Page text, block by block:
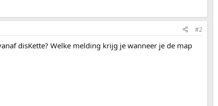
#2
disKette? Welke melding krijg je wanneer je de map